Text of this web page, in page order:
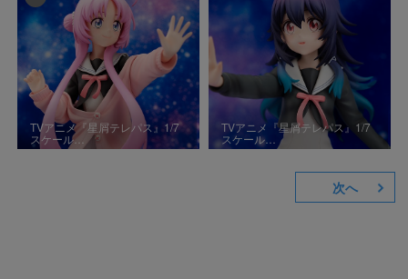
TVアニメ『星屑テレパス』1/7
スケール…
TVアニメ『星屑テレパス』1/7
スケール…
次へ